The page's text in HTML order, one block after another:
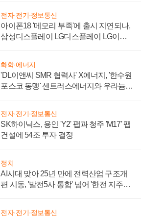
전자·전기·정보통신
아이폰18 '메모리 부족'에 출시 지연되나,
삼성디스플레이 LG디스플레이 LG이노
화학·에너지
'DL이앤씨 SMR 협력사' X에너지, '한수원
포스코 동맹' 센트러스에너지와 우라늄
전자·전기·정보통신
SK하이닉스, 용인 'Y2' 팹과 청주 'M17' 팹
건설에 54조 투자 결정
정치
AI시대 맞아 25년 만에 전력산업 구조개
편 시동, '발전5사 통합' 넘어 '한전 지주사'
전자·전기·정보통신